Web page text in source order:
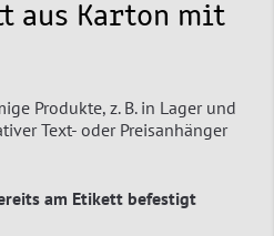
aus Karton mit
Produkte, z. B. in Lager und
Text- oder Preisanhänger
am Etikett befestigt